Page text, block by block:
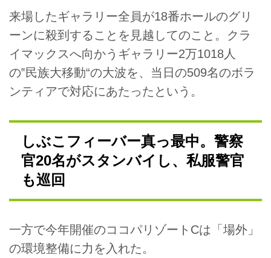
来場したギャラリー全員が18番ホールのグリ
ーンに殺到することを見越してのこと。クラ
イマックスへ向かうギャラリー2万1018人
の‟民族大移動“の大波を、当日の509名のボラ
ンティアで対応にあたったという。
しぶこフィーバー真っ最中。警察
官20名がスタンバイし、私服警官
も巡回
一方で今年開催のココパリゾートCは「場外」
の環境整備に力を入れた。